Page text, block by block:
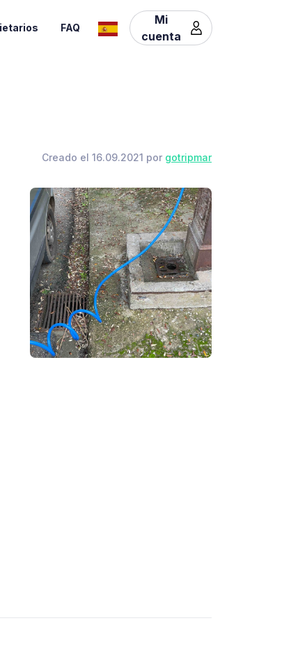
FAQ
Mi
cuenta
Creado el 16.09.2021 por gotripmar